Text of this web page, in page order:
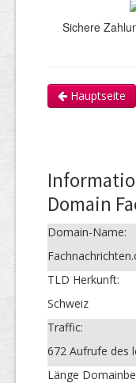
Sichere
Hauptseite
Domain
Domain-Name:
TLD Herkunft:
Schweiz
Traffic:
672 Aufrufe des
Länge